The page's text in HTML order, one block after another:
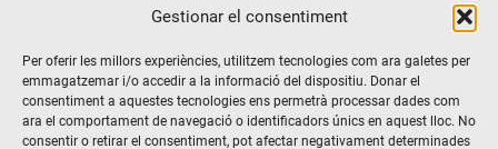
Gestionar el consentiment
Per oferir les millors experiències, utilitzem tecnologies com ara galetes per
emmagatzemar i/o accedir a la informació del dispositiu. Donar el
consentiment a aquestes tecnologies ens permetrà processar dades com
ara el comportament de navegació o identificadors únics en aquest lloc. No
consentir o retirar el consentiment, pot afectar negativament determinades